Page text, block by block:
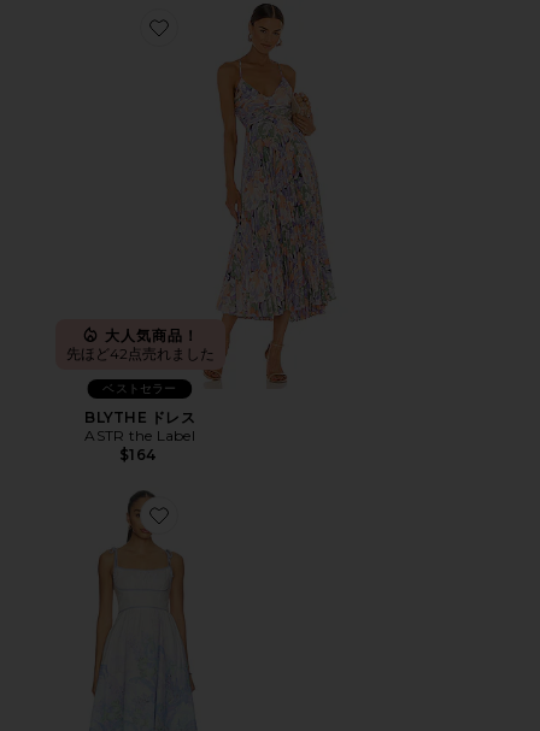
Favorite BLYTHE ドレス
大人気商品！
先ほど42点売れました
ベストセラー
BLYTHE ドレス
ASTR the Label
$164
Favorite DAYNA ドレス